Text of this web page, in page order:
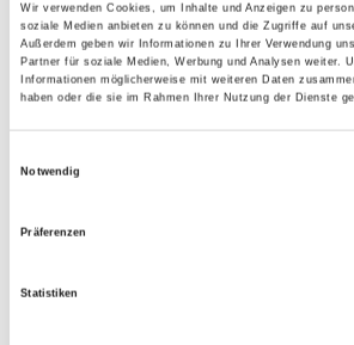
Wir verwenden Cookies, um Inhalte und Anzeigen zu
soziale Medien anbieten zu können und die Zugriffe auf
Außerdem geben wir Informationen zu Ihrer Verwendung
Partner für soziale Medien, Werbung und Analysen weiter.
Informationen möglicherweise mit weiteren Daten
haben oder die sie im Rahmen Ihrer Nutzung der Dienste
Notwendig
Präferenzen
Statistiken
Gebinde